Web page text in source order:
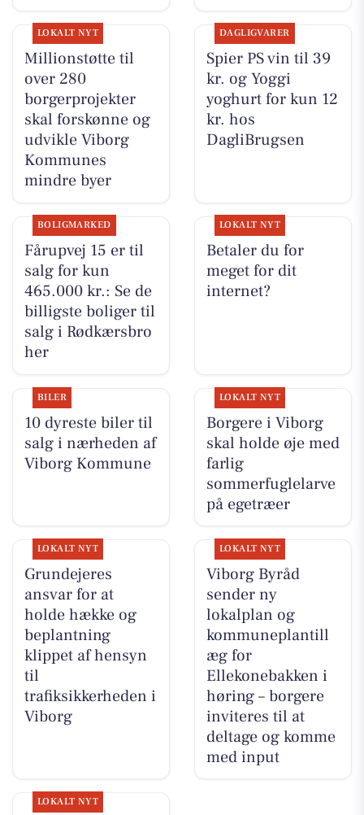
LOKALT NYT
Millionstøtte til
over 280
borgerprojekter
skal forskønne og
udvikle Viborg
Kommunes
mindre byer
DAGLIGVARER
Spier PS vin til 39
kr. og Yoggi
yoghurt for kun 12
kr. hos
DagliBrugsen
BOLIGMARKED
Fårupvej 15 er til
salg for kun
465.000 kr.: Se de
billigste boliger til
salg i Rødkærsbro
her
LOKALT NYT
Betaler du for
meget for dit
internet?
BILER
10 dyreste biler til
salg i nærheden af
Viborg Kommune
LOKALT NYT
Borgere i Viborg
skal holde øje med
farlig
sommerfuglelarve
på egetræer
LOKALT NYT
Grundejeres
ansvar for at
holde hække og
beplantning
klippet af hensyn
til
trafiksikkerheden i
Viborg
LOKALT NYT
Viborg Byråd
sender ny
lokalplan og
kommuneplantill
æg for
Ellekonebakken i
høring – borgere
inviteres til at
deltage og komme
med input
LOKALT NYT